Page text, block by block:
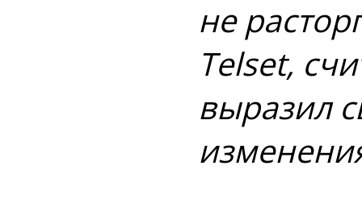
не
Telset,
выразил